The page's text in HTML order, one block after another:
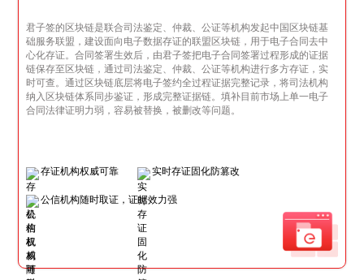
君子签的区块链是联合司法鉴定、仲裁、公证等机构发起中国区块链基
础服务联盟，建设面向电子数据存证的联盟区块链，用于电子合同去中
心化存证。合同签署生效后，由君子签把电子合同签署过程形成的证据
链保存至区块链，通过司法鉴定、仲裁、公证等机构进行多方存证，实
时可查。通过区块链底层将电子签约全过程证据完整记录，将司法机构
纳入区块链体系同步鉴证，形成完整证据链。填补目前市场上单一电子
合同法律证明力弱，容易被替换，被删改等问题。
存证机构权威可靠 实时存证固化防篡改
公信机构随时取证，证据效力强